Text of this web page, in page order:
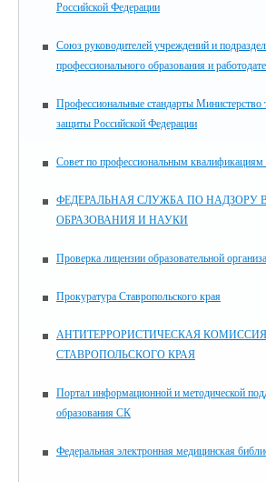
Российской Федерации
Союз руководителей учреждений и
профессионального образования и
Профессиональные стандарты Министерство
защиты Российской Федерации
Совет по профессиональным квалификациям
ФЕДЕРАЛЬНАЯ СЛУЖБА ПО НАДЗОРУ
ОБРАЗОВАНИЯ И НАУКИ
Проверка лицензии образовательной
Прокуратура Ставропольского края
АНТИТЕРРОРИСТИЧЕСКАЯ КОМИССИЯ
СТАВРОПОЛЬСКОГО КРАЯ
Портал информационной и методической
образования СК
Федеральная электронная медицинская